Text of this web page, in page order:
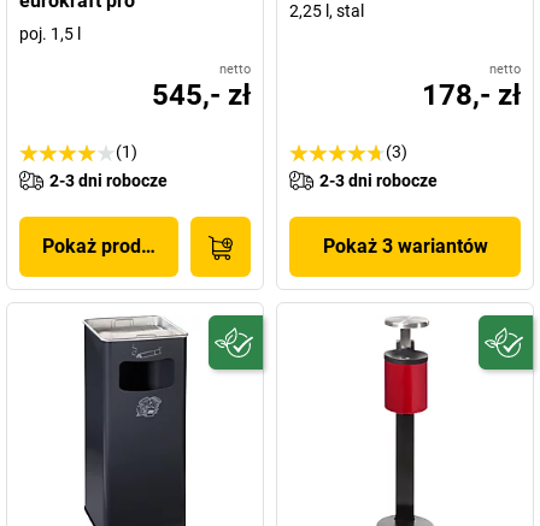
poj. 1,5 l
netto
545,- zł
(1)
2-3 dni robocze
Pokaż produkt
2,25 l, stal
netto
178,- zł
(3)
2-3 dni robocze
Pokaż 3 wariantów